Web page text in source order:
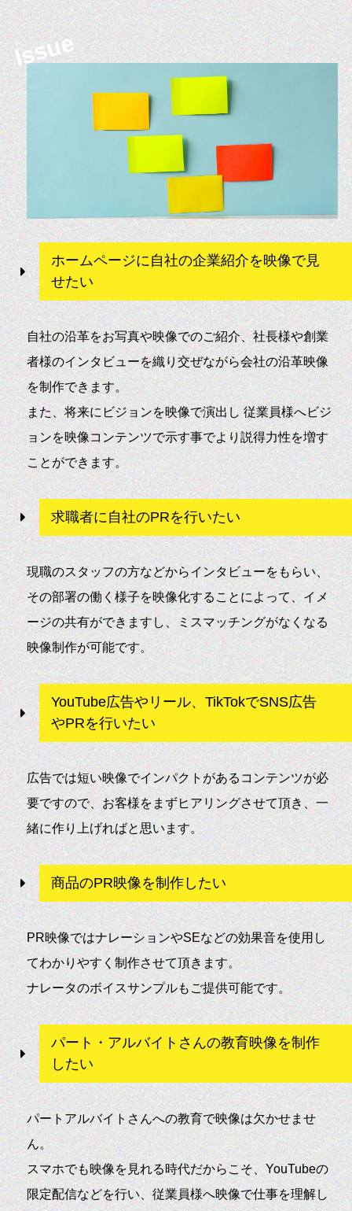
Issue
ホームページに自社の企業紹介を映像で見
せたい
自社の沿革をお写真や映像でのご紹介、社長様や創業
者様のインタビューを織り交ぜながら会社の沿革映像
を制作できます。
また、将来にビジョンを映像で演出し 従業員様へビジ
ョンを映像コンテンツで示す事でより説得力性を増す
ことができます。
求職者に自社のPRを行いたい
現職のスタッフの方などからインタビューをもらい、
その部署の働く様子を映像化することによって、イメ
ージの共有ができますし、ミスマッチングがなくなる
映像制作が可能です。
YouTube広告やリール、TikTokでSNS広告
やPRを行いたい
広告では短い映像でインパクトがあるコンテンツが必
要ですので、お客様をまずヒアリングさせて頂き、一
緒に作り上げればと思います。
商品のPR映像を制作したい
PR映像ではナレーションやSEなどの効果音を使用し
てわかりやすく制作させて頂きます。
ナレータのボイスサンプルもご提供可能です。
パート・アルバイトさんの教育映像を制作
したい
パートアルバイトさんへの教育で映像は欠かせませ
ん。
スマホでも映像を見れる時代だからこそ、YouTubeの
限定配信などを行い、従業員様へ映像で仕事を理解し